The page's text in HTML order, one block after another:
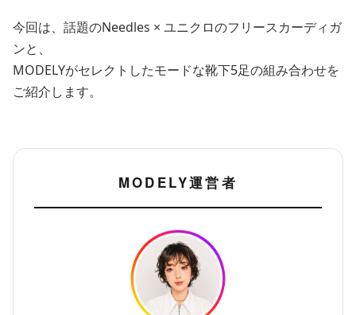
今回は、話題のNeedles × ユニクロのフリースカーディガ
ンと、
MODELYがセレクトしたモードな靴下5足の組み合わせを
ご紹介します。
MODELY運営者